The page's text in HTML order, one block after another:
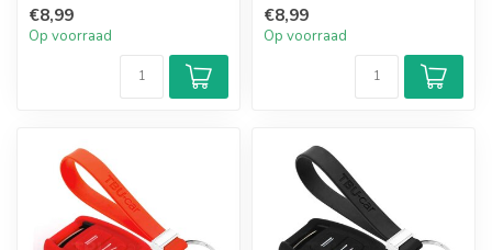
€8,99
Op voorraad
€8,99
Op voorraad